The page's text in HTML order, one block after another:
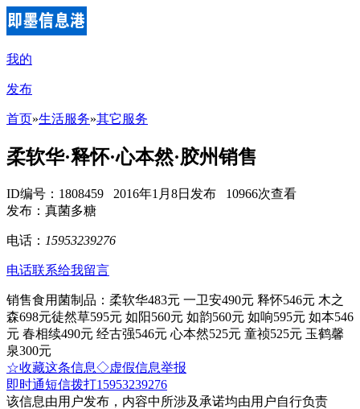
我的
发布
首页»生活服务»其它服务
柔软华·释怀·心本然·胶州销售
ID编号：1808459 2016年1月8日发布 10966次查看
发布：真菌多糖
电话： 15953239276
电话联系给我留言
销售食用菌制品：柔软华483元 一卫安490元 释怀546元 木之
森698元徒然草595元 如阳560元 如韵560元 如响595元 如本546
元 春相续490元 经古强546元 心本然525元 童祯525元 玉鹤馨
泉300元
☆收藏这条信息◇虚假信息举报
即时通短信拨打15953239276
该信息由用户发布，内容中所涉及承诺均由用户自行负责